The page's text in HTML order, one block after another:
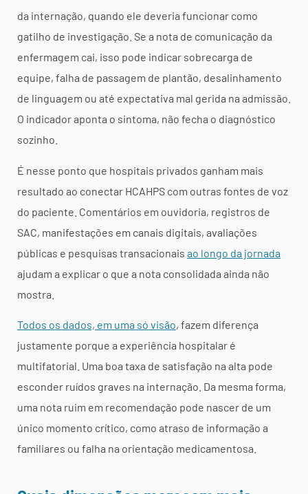
da internação, quando ele deveria funcionar como
gatilho de investigação. Se a nota de comunicação da
enfermagem cai, isso pode indicar sobrecarga de
equipe, falha de passagem de plantão, desalinhamento
de linguagem ou até expectativa mal gerida na admissão.
O indicador aponta o sintoma, não fecha o diagnóstico
sozinho.
É nesse ponto que hospitais privados ganham mais
resultado ao conectar HCAHPS com outras fontes de voz
do paciente. Comentários em ouvidoria, registros de
SAC, manifestações em canais digitais, avaliações
públicas e pesquisas transacionais ao longo da jornada
ajudam a explicar o que a nota consolidada ainda não
mostra.
Todos os dados, em uma só visão, fazem diferença
justamente porque a experiência hospitalar é
multifatorial. Uma boa taxa de satisfação na alta pode
esconder ruídos graves na internação. Da mesma forma,
uma nota ruim em recomendação pode nascer de um
único momento crítico, como atraso de informação a
familiares ou falha na orientação medicamentosa.